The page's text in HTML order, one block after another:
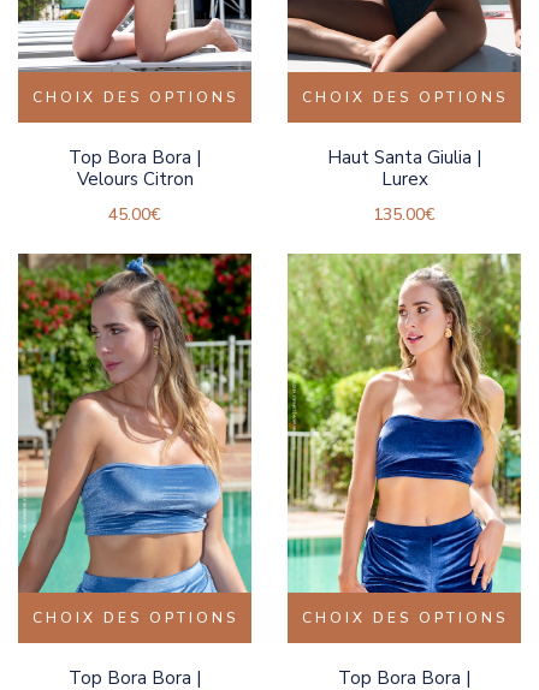
CHOIX DES OPTIONS
Top Bora Bora |
Velours Citron
45.00€
CHOIX DES OPTIONS
Haut Santa Giulia |
Lurex
135.00€
CHOIX DES OPTIONS
Top Bora Bora |
CHOIX DES OPTIONS
Top Bora Bora |